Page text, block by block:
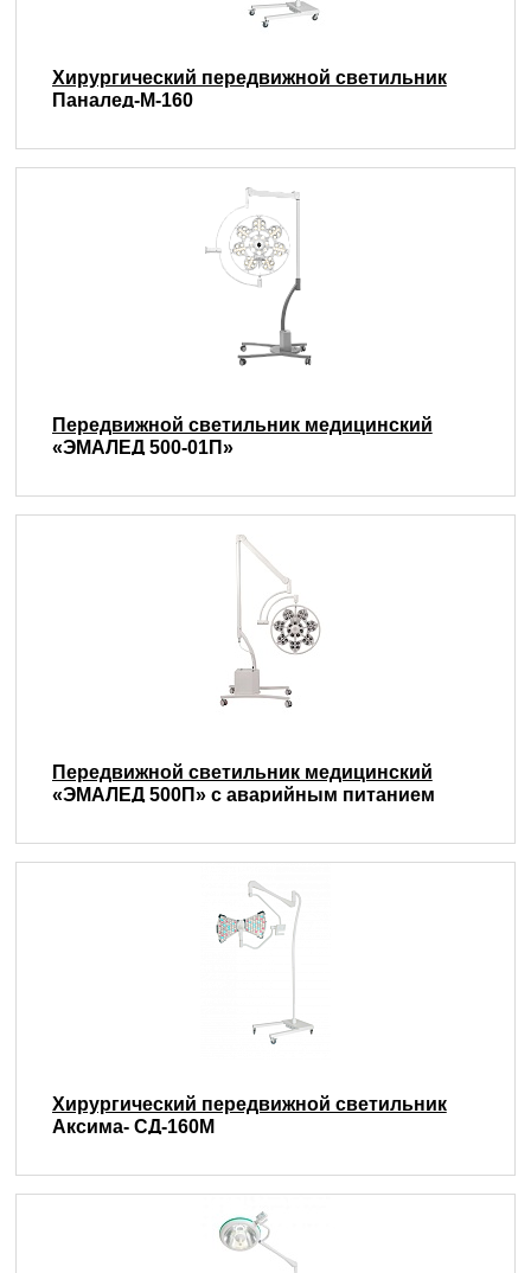
Хирургический передвижной светильник
Паналед-М-160
Передвижной светильник медицинский
«ЭМАЛЕД 500-01П»
Передвижной светильник медицинский
«ЭМАЛЕД 500П» с аварийным питанием
Хирургический передвижной светильник
Аксима- СД-160М